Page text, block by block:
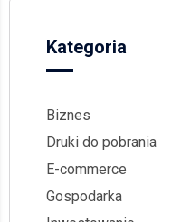
Kategoria
Biznes
Druki do pobrania
E-commerce
Gospodarka